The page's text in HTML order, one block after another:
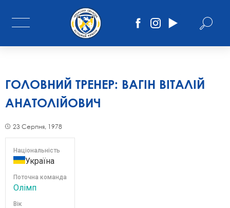
ГОЛОВНИЙ ТРЕНЕР: ВАГІН ВІТАЛІЙ
АНАТОЛІЙОВИЧ
23 Серпня, 1978
Національність
Україна
Поточна команда
Олімп
Вік